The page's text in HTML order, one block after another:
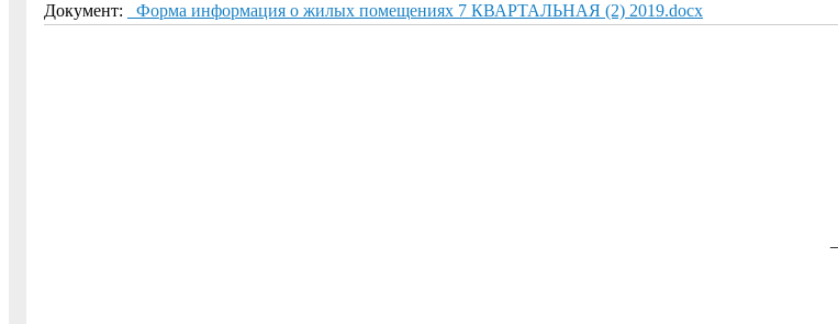
Документ: _Форма информация о жилых помещениях 7 КВАРТАЛЬНАЯ (2) 2019.docx